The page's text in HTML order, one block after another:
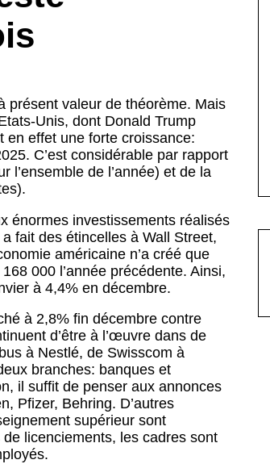
présent valeur de théorème. Mais
Unis, dont Donald Trump
en effet une forte croissance:
C’est considérable par rapport
l’ensemble de l’année) et de la
énormes investissements réalisés
fait des étincelles à Wall Street,
américaine n’a créé que
000 l’année précédente. Ainsi,
à 4,4% en décembre.
à 2,8% fin décembre contre
d’être à l’œuvre dans de
à Nestlé, de Swisscom à
branches: banques et
il suffit de penser aux annonces
Pfizer, Behring. D’autres
supérieur sont
licenciements, les cadres sont